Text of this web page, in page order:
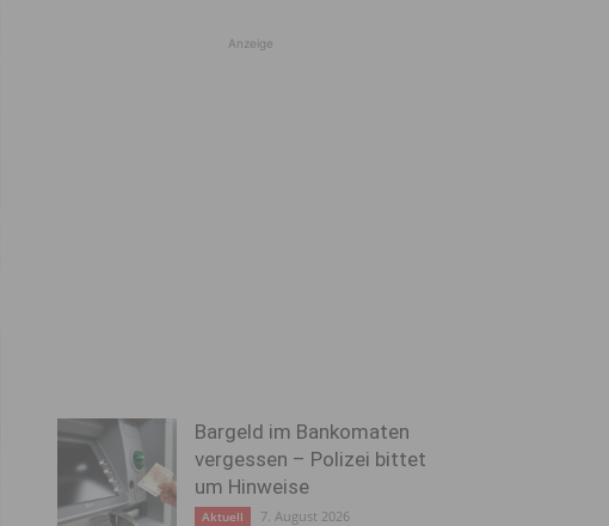
Anzeige
Bargeld im Bankomaten
vergessen – Polizei bittet
um Hinweise
Aktuell 7. August 2026